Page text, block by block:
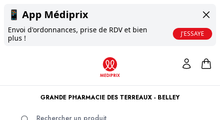
📱 App Médiprix
Envoi d'ordonnances, prise de RDV et bien
plus !
J'ESSAYE
GRANDE PHARMACIE DES TERREAUX - BELLEY